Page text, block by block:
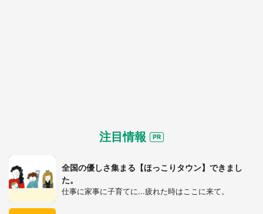
注目情報
全国の優しさ集まる【ほっこりタウン】できまし
た。
仕事に家事に子育てに...疲れた時はここに来て。